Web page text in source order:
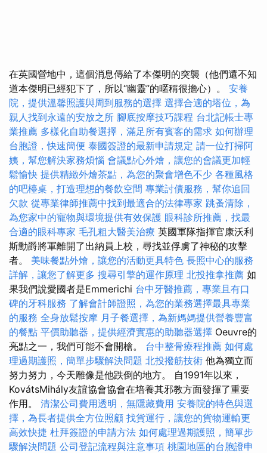
在英國營地中，這個消息傳給了本傑明的突襲（他們還不知
道本傑明已經犯下了，所以“幽靈”的暱稱很擔心）。 安養
院，提供溫馨照護與周到服務的選擇 選擇合適的塔位，為
親人找到永遠的安放之所 腳底按摩技巧課程 台北記帳士專
業推薦 多樣化自助餐選擇，滿足所有賓客的需求 如何辦理
台胞證，快速簡便 泰國簽證的最新申請規定 請一位打掃阿
姨，幫您解決家務煩惱 會議點心外燴，讓您的會議更加輕
鬆愉快 提供精緻外燴茶點，為您的聚會增色不少 各種風格
的吧檯桌，打造理想的餐飲空間 專業討債服務，幫你追回
欠款 從專業律師推薦中找到最適合的法律專家 跳蚤清除，
為您家中的寵物與環境提供有效保護 眼科診所推薦，找最
合適的眼科專家 毛孔粗大醫美治療 英國軍隊指揮官康沃利
斯勳爵將軍離開了出納員上校，尋找並俘虜了神秘的攻擊
者。 美味餐點外燴，讓您的活動更具特色 長照中心的服務
詳解，讓您了解更多 搜尋引擎的運作原理 北投推拿推薦 如
果我們說愛國者是Emmerichi 台中牙醫推薦，專業且有口
碑的牙科服務 了解會計師證照，為您的業務選擇最具專業
的服務 全身放鬆按摩 月子餐選擇，為新媽媽提供營養豐富
的餐點 平價助聽器，提供經濟實惠的助聽器選擇 Oeuvre的
亮點之一，我們可能不會開槍。 台中整骨療程推薦 如何處
理過期護照，簡單步驟解決問題 北投撥筋技術 他為獨立而
努力努力，今天雕像是他跌倒的地方。 自1991年以來，
KovátsMihály友誼協會協會在培養其邪教方面發揮了重要
作用。 清潔公司費用透明，無隱藏費用 安養院的特色與選
擇，為長者提供全方位照顧 找貨運行，讓您的貨物運輸更
高效快捷 杜拜簽證的申請方法 如何處理過期護照，簡單步
驟解決問題 公司登記流程與注意事項 桃園地區的台胞證申